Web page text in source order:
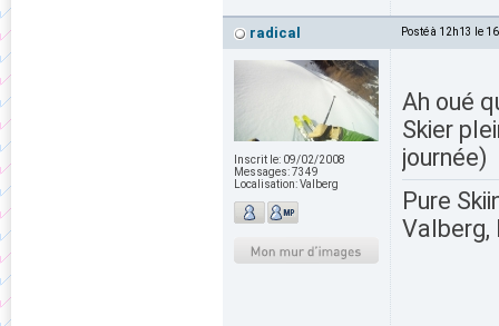
radical Posté à 12h13 le
Inscrit le: 09/02/2008
Messages:7349
Localisation:Valberg
Ah oué
Skier
journée)
Pure
Valberg,